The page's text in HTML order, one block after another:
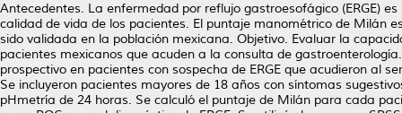
Antecedentes. La enfermedad por reflujo gastroesofágico (ERGE)
calidad de vida de los pacientes. El puntaje manométrico de Milán
sido validada en la población mexicana. Objetivo. Evaluar la
pacientes mexicanos que acuden a la consulta de
prospectivo en pacientes con sospecha de ERGE que acudieron al
Se incluyeron pacientes mayores de 18 años con síntomas
pHmetría de 24 horas. Se calculó el puntaje de Milán para cada